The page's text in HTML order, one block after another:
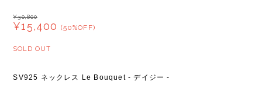
¥30,800
¥15,400 (50%OFF)
SOLD OUT
SV925 ネックレス Le Bouquet - デイジー -